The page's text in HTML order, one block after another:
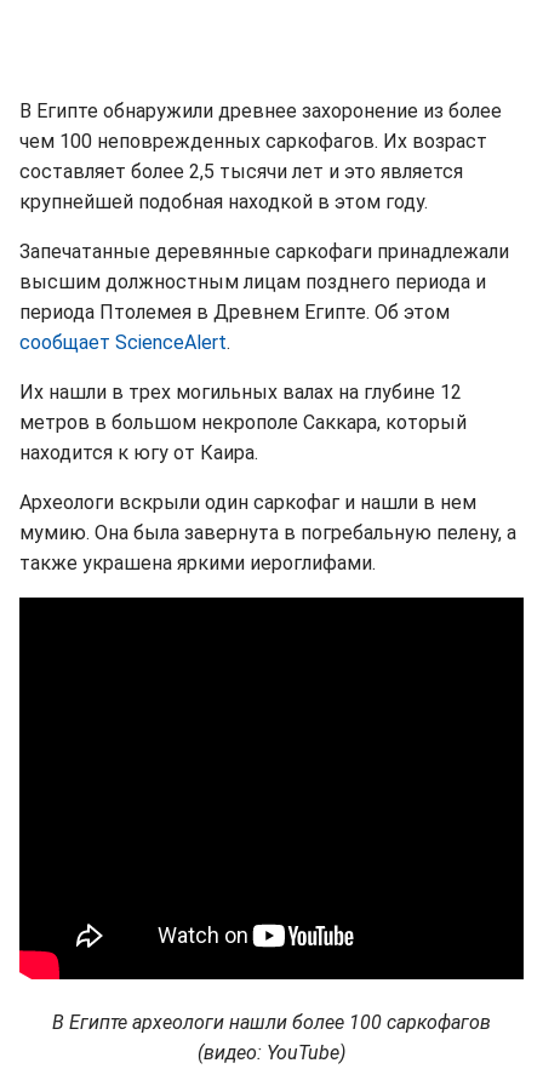
В Египте обнаружили древнее захоронение из более
чем 100 неповрежденных саркофагов. Их возраст
составляет более 2,5 тысячи лет и это является
крупнейшей подобная находкой в этом году.
Запечатанные деревянные саркофаги принадлежали
высшим должностным лицам позднего периода и
периода Птолемея в Древнем Египте. Об этом
сообщает ScienceAlert.
Их нашли в трех могильных валах на глубине 12
метров в большом некрополе Саккара, который
находится к югу от Каира.
Археологи вскрыли один саркофаг и нашли в нем
мумию. Она была завернута в погребальную пелену, а
также украшена яркими иероглифами.
В Египте археологи нашли более 100 саркофагов
(видео: YouTube)